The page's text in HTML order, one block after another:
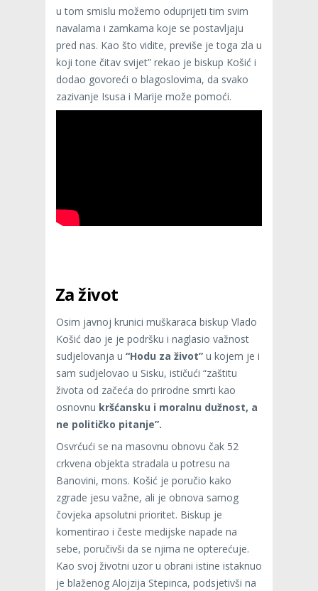
u tom smislu možemo oduprijeti tim svim
navalama i zamkama koje se postavljaju
pred nas. Kao što vidite, previše je toga zla u
koji tone čitav svijet” rekao je biskup Košić i
dodao govoreći o blagoslovima, da svako
zazivanje Isusa i Marije može pomoći.
Za život
Osim javnoj krunici muškaraca biskup Vlado
Košić dao je je podršku i naglasio važnost
sudjelovanja u “Hodu za život” u kojem je i
sam sudjelovao u Sisku, ističući “zaštitu
života od začeća do prirodne smrti kao
osnovnu kršćansku i moralnu dužnost, a
ne političko pitanje”.
Osvrćući se na masovnu obnovu čak 52
crkvena objekta stradala u potresu na
Banovini, mons. Košić je poručio kako
zgrade jesu važne, ali je obnova samog
čovjeka apsolutni prioritet. Biskup je
komentirao i česte medijske napade na
sebe, poručivši da se njima ne opterećuje.
Kao svoj životni uzor u obrani istine istaknuo
je blaženog Alojzija Stepinca, podsjetivši na